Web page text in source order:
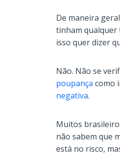
De maneira
tinham qualquer
isso quer dizer
Não. Não se
poupança como
negativa.
Muitos
não sabem que
está no risco,